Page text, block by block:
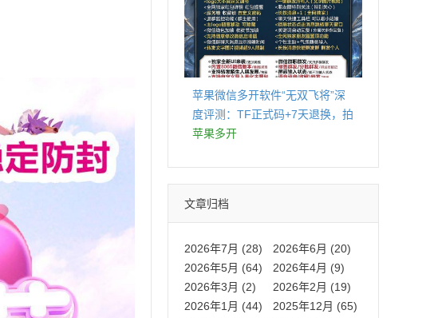
苹果微信多开软件“无双飞将”深
度评测：TF正式码+7天退换，拍
拍卡激活码商城正品保障
苹果多开
文章归档
2026年7月 (28)
2026年6月 (20)
2026年5月 (64)
2026年4月 (9)
2026年3月 (2)
2026年2月 (19)
2026年1月 (44)
2025年12月 (65)